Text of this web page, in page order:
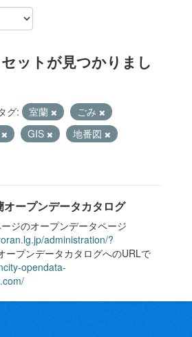
ットが見つかりまし
グ: 室蘭
ごみ
GIS
地番図
オープンデータカタログ
ジのオープンデータページ
administration/?
ープンデータカタログへのURLで
opendata-